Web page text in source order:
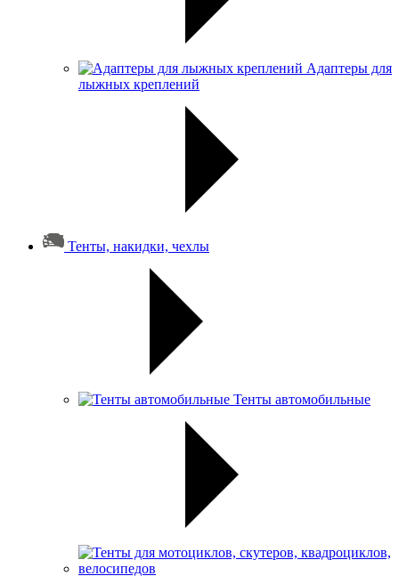
Адаптеры для
лыжных креплений
Тенты, накидки, чехлы
Тенты автомобильные